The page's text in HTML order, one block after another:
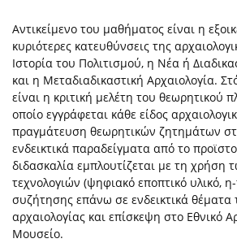
Αντικείμενο του μαθήματος είναι η
κυριότερες κατευθύνσεις της
Ιστορία του Πολιτισμού, η Νέα ή
και η Μεταδιαδικαστική Αρχαιολογία.
είναι η κριτική μελέτη του θεωρητικού
οποίο εγγράφεται κάθε είδος
πραγμάτευση θεωρητικών ζητημάτων
ενδεικτικά παραδείγματα από το
διδασκαλία εμπλουτίζεται με τη χρήση
τεχνολογιών (ψηφιακό εποπτικό υλικό,
συζήτησης επάνω σε ενδεικτικά θέματα
αρχαιολογίας και επίσκεψη στο Εθνικό
Μουσείο.